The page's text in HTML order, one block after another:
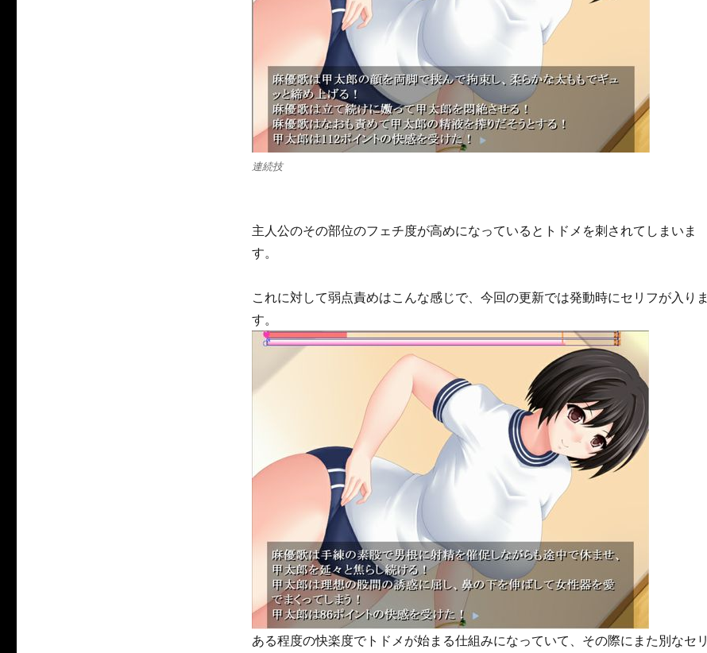
連続技
主人公のその部位のフェチ度が高めになっているとトドメを刺されてしまいま
す。
これに対して弱点責めはこんな感じで、今回の更新では発動時にセリフが入りま
す。
ある程度の快楽度でトドメが始まる仕組みになっていて、その際にまた別なセリ